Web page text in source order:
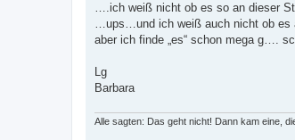
r
a
….ich weiß nicht ob es so an dieser
…ups…und ich weiß auch nicht ob es
aber ich finde „es“ schon mega g….
Lg
Barbara
Alle sagten: Das geht nicht! Dann kam eine,